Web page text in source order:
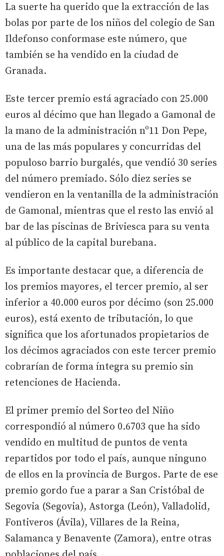
La suerte ha querido que la extracción de las
bolas por parte de los niños del colegio de San
Ildefonso conformase este número, que
también se ha vendido en la ciudad de
Granada.
Este tercer premio está agraciado con 25.000
euros al décimo que han llegado a Gamonal de
la mano de la administración nº11 Don Pepe,
una de las más populares y concurridas del
populoso barrio burgalés, que vendió 30 series
del número premiado. Sólo diez series se
vendieron en la ventanilla de la administración
de Gamonal, mientras que el resto las envió al
bar de las piscinas de Briviesca para su venta
al público de la capital burebana.
Es importante destacar que, a diferencia de
los premios mayores, el tercer premio, al ser
inferior a 40.000 euros por décimo (son 25.000
euros), está exento de tributación, lo que
significa que los afortunados propietarios de
los décimos agraciados con este tercer premio
cobrarían de forma íntegra su premio sin
retenciones de Hacienda.
El primer premio del Sorteo del Niño
correspondió al número 0.6703 que ha sido
vendido en multitud de puntos de venta
repartidos por todo el país, aunque ninguno
de ellos en la provincia de Burgos. Parte de ese
premio gordo fue a parar a San Cristóbal de
Segovia (Segovia), Astorga (León), Valladolid,
Fontiveros (Ávila), Villares de la Reina,
Salamanca y Benavente (Zamora), entre otras